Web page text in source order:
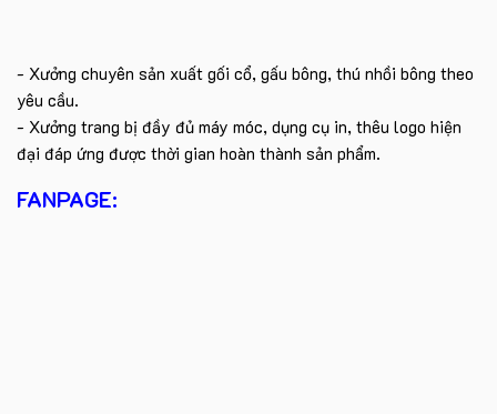
- Xưởng chuyên sản xuất gối cổ, gấu bông, thú nhồi bông theo
yêu cầu.
- Xưởng trang bị đầy đủ máy móc, dụng cụ in, thêu logo hiện
đại đáp ứng được thời gian hoàn thành sản phẩm.
FANPAGE: